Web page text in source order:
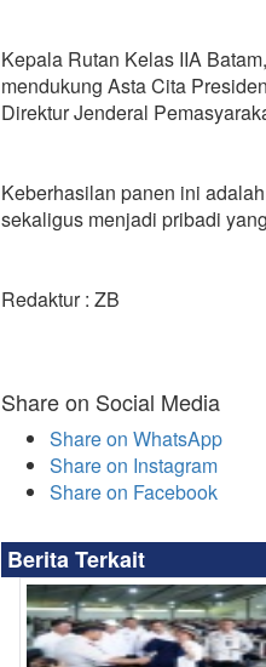
Kepala Rutan Kelas IIA
mendukung Asta Cita
Direktur Jenderal
Keberhasilan panen ini
sekaligus menjadi pribadi
Redaktur : ZB
Share on Social Media
Share on WhatsApp
Share on Instagram
Share on Facebook
Berita Terkait